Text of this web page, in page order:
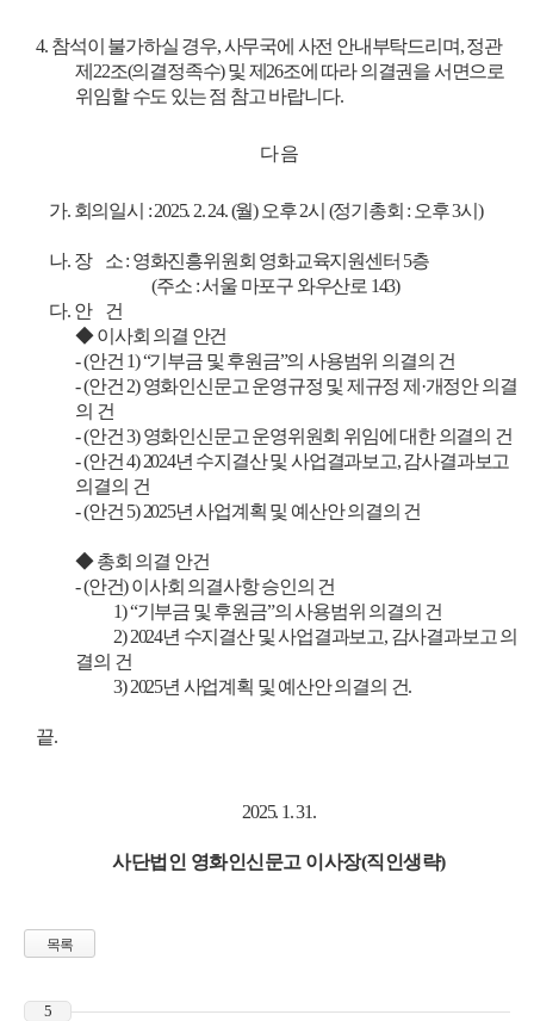
4. 참석이 불가하실 경우,사무국에 사전 안내부탁드리며,정관
제 22조(의결정족수)및 제 26조에 따라 의결권을 서면으로
위임할 수도 있는 점 참고 바랍니다.
다 음
가. 회의일시 : 2025. 2. 24. (월) 오후 2시 (정기총회 : 오후 3시)
나. 장 소 : 영화진흥위원회 영화교육지원센터 5층
(주소 : 서울 마포구 와우산로 143)
다. 안 건
◆ 이사회 의결 안건
- (안건 1) “기부금 및 후원금”의 사용범위 의결의 건
- (안건 2) 영화인신문고 운영규정 및 제규정 제·개정안 의결
의 건
- (안건 3) 영화인신문고 운영위원회 위임에 대한 의결의 건
- (안건 4) 2024년 수지결산 및 사업결과보고, 감사결과보고
의결의 건
- (안건 5) 2025년 사업계획 및 예산안 의결의 건
◆ 총회 의결 안건
- (안건) 이사회 의결사항 승인의 건
1) “기부금 및 후원금”의 사용범위 의결의 건
2) 2024년 수지결산 및 사업결과보고, 감사결과보고 의
결의 건
3) 2025년 사업계획 및 예산안 의결의 건.
끝.
2025. 1. 31.
사단법인 영화인신문고 이사장(직인생략)
목록
5